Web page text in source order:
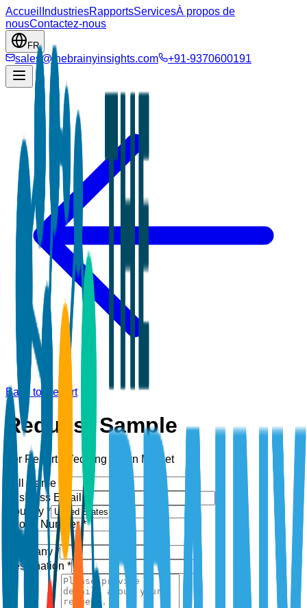
Accueil IndustriesRapportsServicesÀ propos de
nousContactez-nous
FR
sales@thebrainyinsights.com +91-9370600191
Back to Report
Request Sample
For Report: Wedding Gown Market
Full Name *
Business Email *
Country *
Phone Number *
Company *
Designation *